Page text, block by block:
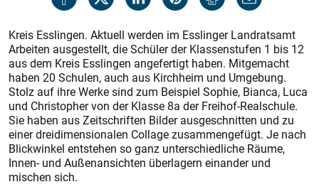
Kreis Esslingen. Aktuell werden im Esslinger Landratsamt
Arbeiten ausgestellt, die Schüler der Klassenstufen 1 bis 12
aus dem Kreis Esslingen angefertigt haben. Mitgemacht
haben 20 Schulen, auch aus Kirchheim und Umgebung.
Stolz auf ihre Werke sind zum Beispiel Sophie, Bianca, Luca
und Christopher von der Klasse 8a der Freihof-Realschule.
Sie haben aus Zeitschriften Bilder ausgeschnitten und zu
einer dreidimensionalen Collage zusammengefügt. Je nach
Blickwinkel entstehen so ganz unterschiedliche Räume,
Innen- und Außenansichten überlagern einander und
mischen sich.